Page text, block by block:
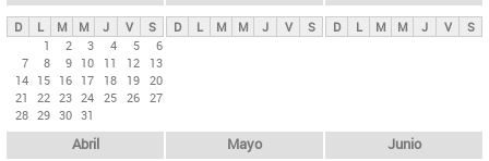
ds
p
n
D L M M J V
S
1
2 3 4 5
6
7
8 9 10 11 12
13
14 15 16 17 18 19 20
21
22 23 24 25 26 27
28 29 30 31
D L M M J V S D L M M J V S
Abril Mayo Junio